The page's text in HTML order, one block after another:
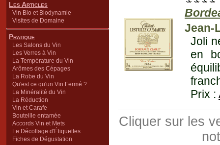
Les Articles
Vin Bio et Biodynamie
Visites de Domaine
Pratique
Les Salons du Vin
Les Verres à Vin
La Température du Vin
Arômes des Cépages
La Robe du Vin
Qu'est ce qu'un Vin Fermé ?
La Minéralité du Vin
La Réduction
Vin et Carafe
Bouteille entamée
Accords Vin et Mets
Le Décollage d'Étiquettes
Fiches de Dégustation
Jean-
Joli
en
Prix :
Cliquer sur les